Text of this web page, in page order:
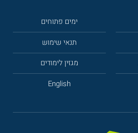
ימים פתוחים
תנאי שימוש
מגזין לימודים
English